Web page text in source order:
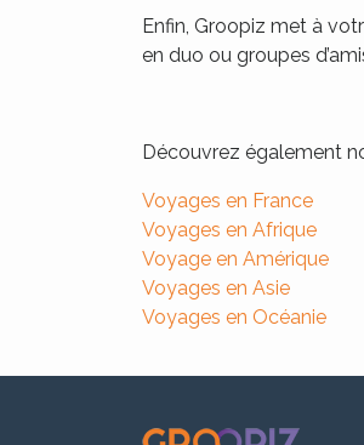
Enfin, Groopiz met à
en duo ou groupes
Découvrez également
Voyages en France
Voyages en Afrique
Voyage en Amérique
Voyages en Asie
Voyages en Océanie